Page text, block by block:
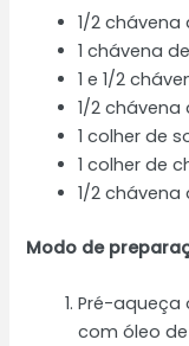
1/2
1 chávena
1 e 1/2
1/2
1 colher de
1 colher de
1/2
Modo de
Pré-aqueça
com óleo